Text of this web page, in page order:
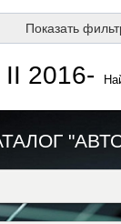
Показать
II 2016-